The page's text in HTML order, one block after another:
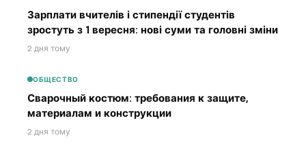
Зарплати вчителів і стипендії студентів
зростуть з 1 вересня: нові суми та головні зміни
2 дня тому
ОБЩЕСТВО
Сварочный костюм: требования к защите,
материалам и конструкции
2 дня тому